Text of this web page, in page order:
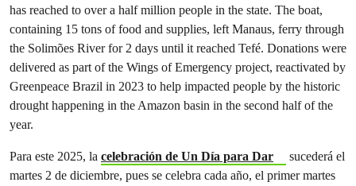
Para este 2025, la celebración de Un Día para Dar
sucederá el
martes 2 de diciembre, pues se celebra cada año, el primer martes